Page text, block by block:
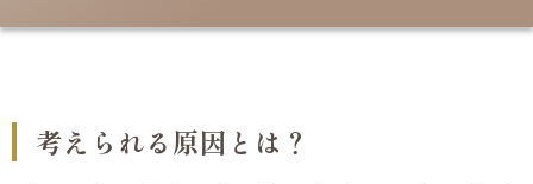
考えられる原因とは？